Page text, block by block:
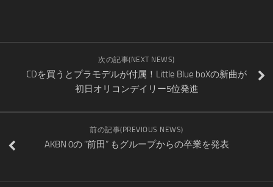
次の記事(NEXT NEWS)
CDを買うとプラモデルが付属！Little Blue boXの新曲が
初日オリコンデイリー5位発進
前の記事(PREVIOUS NEWS)
AKBN 0の “前田” もグループからの卒業を発表